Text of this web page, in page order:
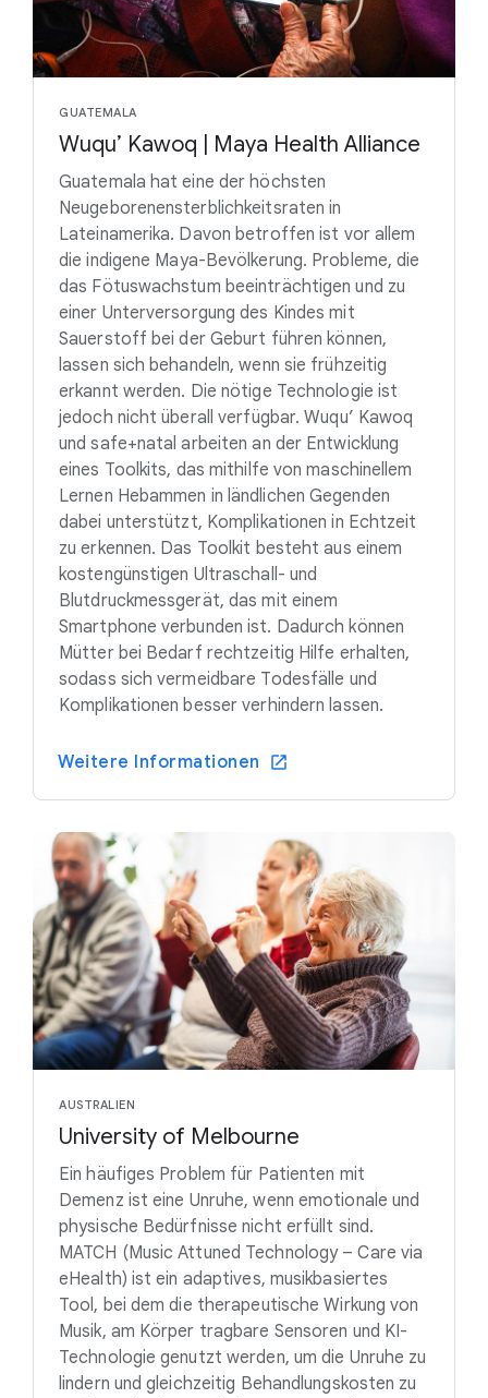
GUATEMALA
Wuqu’ Kawoq | Maya Health Alliance
Guatemala hat eine der höchsten
Neugeborenensterblichkeitsraten in
Lateinamerika. Davon betroffen ist vor allem
die indigene Maya-Bevölkerung. Probleme, die
das Fötuswachstum beeinträchtigen und zu
einer Unterversorgung des Kindes mit
Sauerstoff bei der Geburt führen können,
lassen sich behandeln, wenn sie frühzeitig
erkannt werden. Die nötige Technologie ist
jedoch nicht überall verfügbar. Wuqu’ Kawoq
und safe+natal arbeiten an der Entwicklung
eines Toolkits, das mithilfe von maschinellem
Lernen Hebammen in ländlichen Gegenden
dabei unterstützt, Komplikationen in Echtzeit
zu erkennen. Das Toolkit besteht aus einem
kostengünstigen Ultraschall- und
Blutdruckmessgerät, das mit einem
Smartphone verbunden ist. Dadurch können
Mütter bei Bedarf rechtzeitig Hilfe erhalten,
sodass sich vermeidbare Todesfälle und
Komplikationen besser verhindern lassen.
Weitere Informationen
AUSTRALIEN
University of Melbourne
Ein häufiges Problem für Patienten mit
Demenz ist eine Unruhe, wenn emotionale und
physische Bedürfnisse nicht erfüllt sind.
MATCH (Music Attuned Technology – Care via
eHealth) ist ein adaptives, musikbasiertes
Tool, bei dem die therapeutische Wirkung von
Musik, am Körper tragbare Sensoren und KI-
Technologie genutzt werden, um die Unruhe zu
lindern und gleichzeitig Behandlungskosten zu